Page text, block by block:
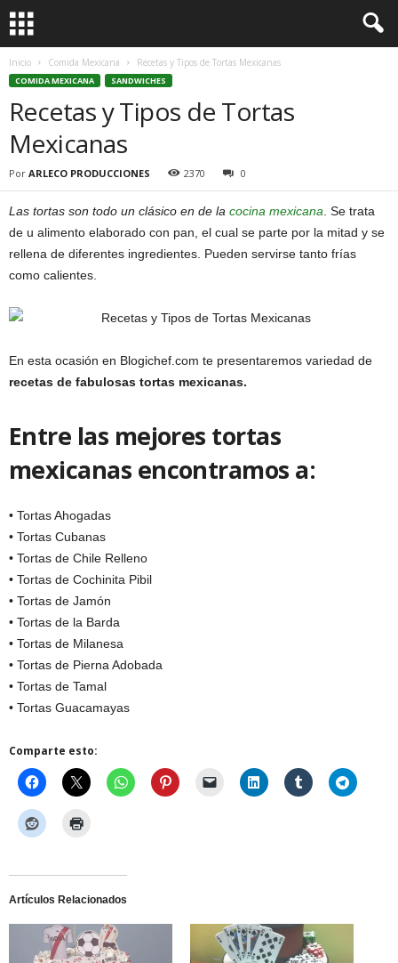
Inicio Comida Mexicana Recetas y Tipos de Tortas Mexicanas
COMIDA MEXICANA SANDWICHES
Recetas y Tipos de Tortas
Mexicanas
Por ARLECO PRODUCCIONES 2370 0
Las tortas son todo un clásico en de la cocina mexicana . Se trata
de u alimento elaborado con pan, el cual se parte por la mitad y se
rellena de diferentes ingredientes. Pueden servirse tanto frías
como calientes.
En esta ocasión en Blogichef.com te presentaremos variedad de
recetas de fabulosas tortas mexicanas.
Entre las mejores tortas
mexicanas encontramos a:
• Tortas Ahogadas
• Tortas Cubanas
• Tortas de Chile Relleno
• Tortas de Cochinita Pibil
• Tortas de Jamón
• Tortas de la Barda
• Tortas de Milanesa
• Tortas de Pierna Adobada
• Tortas de Tamal
• Tortas Guacamayas
Comparte esto:
Artículos Relacionados